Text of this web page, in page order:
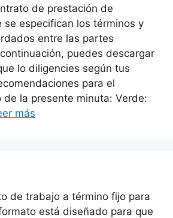
de prestación de
se especifican los términos y
entre las partes
puedes descargar
lo diligencies según tus
para el
de la presente minuta: Verde:
más
de trabajo a término fijo para
está diseñado para que